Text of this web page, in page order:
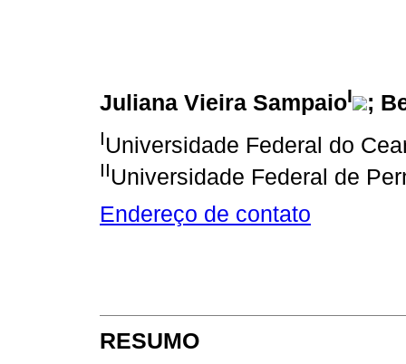
Juliana Vieira SampaioI ;
IUniversidade Federal do
IIUniversidade Federal de
Endereço de contato
RESUMO